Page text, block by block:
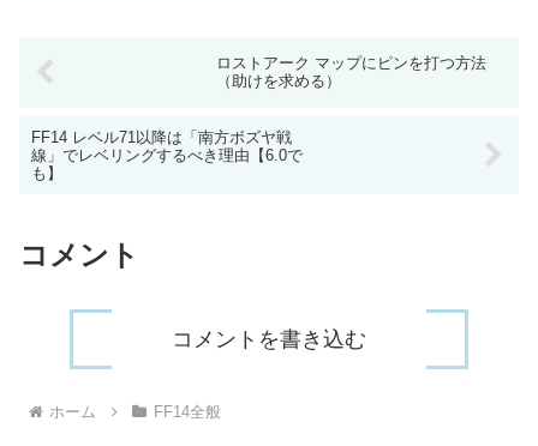
ロストアーク マップにピンを打つ方法
（助けを求める）
FF14 レベル71以降は「南方ボズヤ戦
線」でレベリングするべき理由【6.0で
も】
コメント
コメントを書き込む
ホーム FF14全般